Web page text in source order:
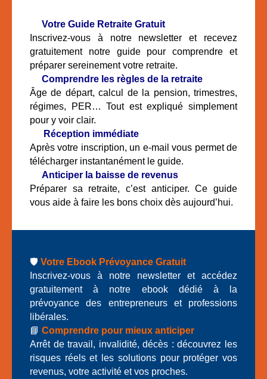
Votre Guide Retraite Gratuit
Inscrivez-vous à notre newsletter et recevez
gratuitement notre guide pour comprendre et
préparer sereinement votre retraite.
Comprendre les règles de la retraite
Âge de départ, calcul de la pension, trimestres,
régimes, PER… Tout est expliqué simplement
pour y voir clair.
Réception immédiate
Après votre inscription, un e-mail vous permet de
télécharger instantanément le guide.
Anticiper la baisse de revenus
Préparer sa retraite, c’est anticiper. Ce guide
vous aide à faire les bons choix dès aujourd’hui.
🛡️ Votre Ebook Prévoyance Gratuit
Inscrivez-vous à notre newsletter et accédez
gratuitement à notre ebook dédié à la
prévoyance des entrepreneurs et professions
libérales.
📘 Comprendre pour mieux anticiper
Arrêt de travail, invalidité, décès : découvrez les
risques réels et les solutions pour protéger vos
revenus, votre activité et vos proches.